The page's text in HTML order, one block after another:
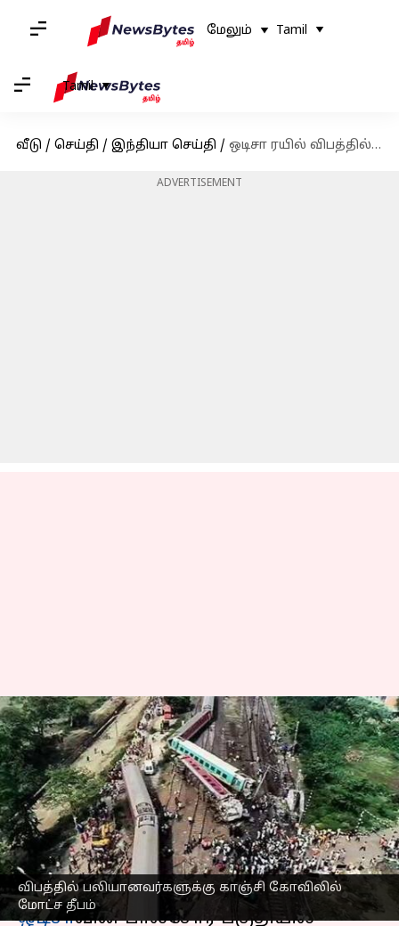
மேலும் Tamil
Tamil
வீடு / செய்தி / இந்தியா செய்தி / ஒடிசா ரயில் விபத்தில் பலியானவர்களுக்கு காஞ்சி கோவிலில் மோட்ச தீபம்
ADVERTISEMENT
விபத்தில் பலியானவர்களுக்கு காஞ்சி கோவிலில்
மோட்ச தீபம்
ஒடிசா ரயில் விபத்தில்
பலியானவர்களுக்கு
காஞ்சி கோவிலில் மோட்ச
தீபம்
எழுதியவர் Arul Jothe Jun 07, 2023 04:18 pm
செய்தி முன்னோட்டம்
ஒடிசாவின் பாலசோர் பகுதியில்